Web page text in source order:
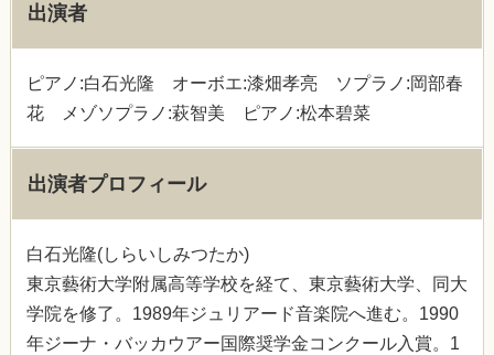
出演者
ピアノ:白石光隆 オーボエ:漆畑孝亮 ソプラノ:岡部春
花 メゾソプラノ:萩智美 ピアノ:松本碧菜
出演者プロフィール
白石光隆(しらいしみつたか)
東京藝術大学附属高等学校を経て、東京藝術大学、同大
学院を修了。1989年ジュリアード音楽院へ進む。1990
年ジーナ・バッカウアー国際奨学金コンクール入賞。1